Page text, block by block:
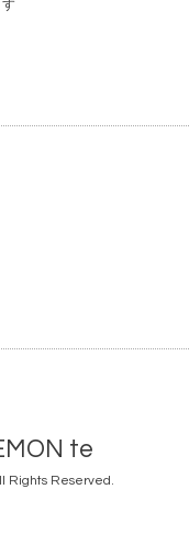
す
te
Rights Reserved.